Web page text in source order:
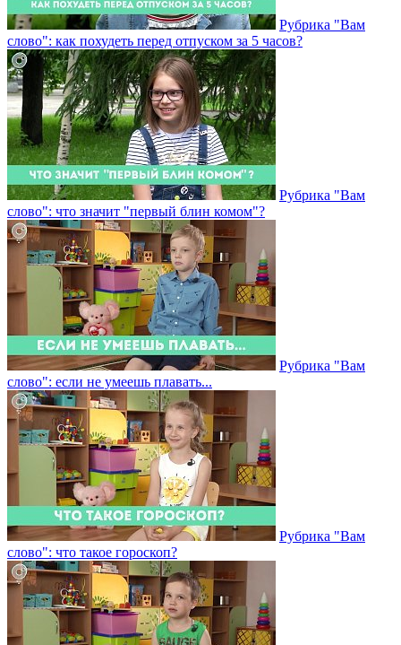
Рубрика "Вам
слово": как похудеть перед отпуском за 5 часов?
Рубрика "Вам
слово": что значит "первый блин комом"?
Рубрика "Вам
слово": если не умеешь плавать...
Рубрика "Вам
слово": что такое гороскоп?